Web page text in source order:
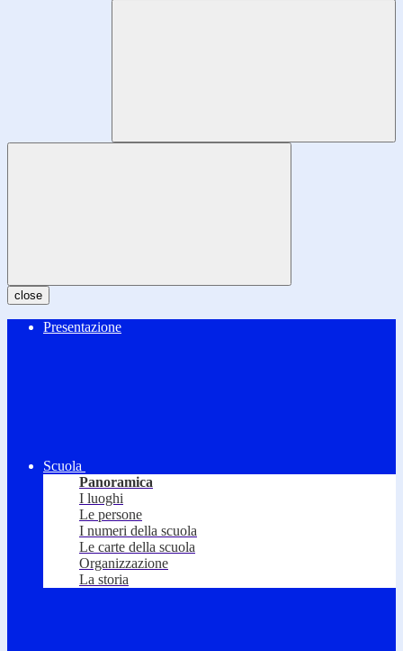
close
Presentazione
Scuola
Panoramica
I luoghi
Le persone
I numeri della scuola
Le carte della scuola
Organizzazione
La storia